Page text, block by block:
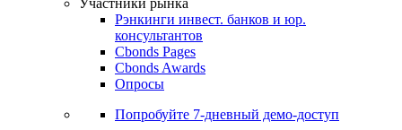
Рэнкинги инвест. банков и юр.
консультантов
Cbonds Pages
Cbonds Awards
Опросы
Попробуйте 7-дневный демо-доступ